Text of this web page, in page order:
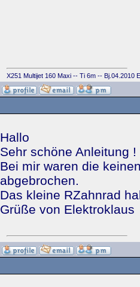
X251 Multijet 160 Maxi -- Ti 6m -- Bj.04.2010
Hallo
Sehr schöne Anleitung !
Bei mir waren die
abgebrochen.
Das kleine RZahnrad
Grüße von Elektroklaus